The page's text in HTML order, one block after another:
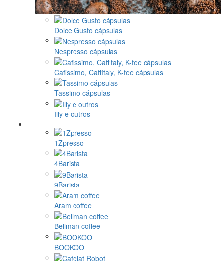
Dolce Gusto cápsulas
Nespresso cápsulas
Cafissimo, Caffitaly, K-fee cápsulas
Tassimo cápsulas
Illy e outros
1Zpresso
4Barista
9Barista
Aram coffee
Bellman coffee
BOOKOO